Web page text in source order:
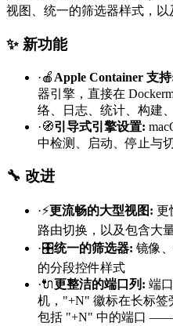
视图、统一的筛选器样式，以
✨ 新功能
·🍎 Apple Container 支持
器引擎，直接在
络、日志、统计、构建
·🧭引导式引擎设置:
中检测、启动、停止与
🔧 改进
·⚡更流畅的大型视图: 更
路由切换，以及包含大
·🎛️统一的筛选器: 镜像
的分段控件样式
·🔌更整洁的端口列 : 端
机，"+N" 徽标在长标
包括 "+N" 中的端口 ——